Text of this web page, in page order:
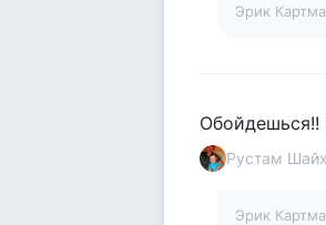
Эрик
Обойдешься!!
Рустам
Эрик